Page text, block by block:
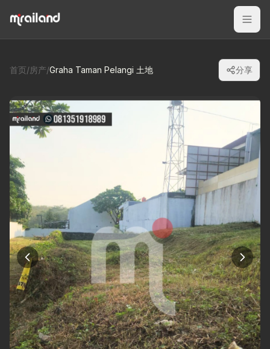
首页/房产/Graha Taman Pelangi 土地 分享